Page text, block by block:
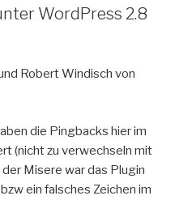
WordPress 2.8
Robert Windisch von
die Pingbacks hier im
(nicht zu verwechseln mit
Misere war das Plugin
ein falsches Zeichen im